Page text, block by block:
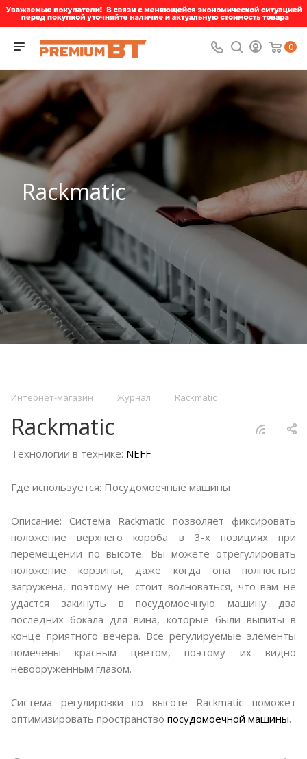
0
Rackmatic
Интернет-магазин — Журнал — Rackmatic
Rackmatic
Технологии в технике: NEFF
Где используется: Посудомоечные машины
Описание: Система Rackmatic позволяет фиксировать
положение верхнего короба в 3-х позициях при
перемещении по высоте. Вы можете отрегулировать
положение корзины, даже когда она полностью
загружена, поэтому не стоит волноваться, что вам не
удастся закинуть в посудомоечную машину два
последних бокала для вина, которые были выпиты в
конце приятного вечера. Все регулируемые элементы
помечены красным цветом, поэтому их видно
невооруженным глазом.
Система регулировки по высоте Rackmatic поможет
оптимизировать пространство посудомоечной машины.